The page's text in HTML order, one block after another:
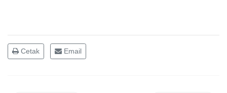
Cetak Email